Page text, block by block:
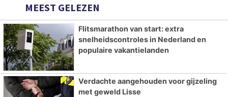
MEEST GELEZEN
Flitsmarathon van start: extra
snelheidscontroles in Nederland en
populaire vakantielanden
Verdachte aangehouden voor gijzeling
met geweld Lisse